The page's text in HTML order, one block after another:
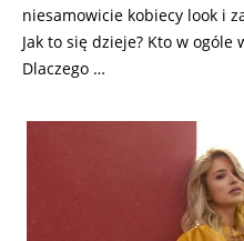
niesamowicie kobiecy look i
Jak to się dzieje? Kto w ogóle
Dlaczego …